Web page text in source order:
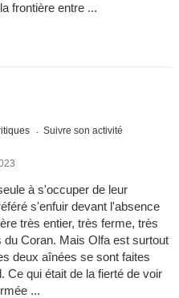
frontière entre ...
Suivre son activité
à s'occuper de leur
s'enfuir devant l'absence
très entier, très ferme, très
Coran. Mais Olfa est surtout
deux aînées se sont faites
Ce qui était de la fierté de voir
...